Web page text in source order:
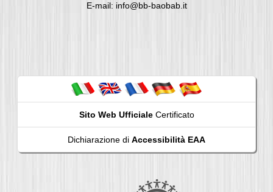
E-mail: info@bb-baobab.it
Sito Web UfficialeCertificato
Dichiarazione di Accessibilità EAA